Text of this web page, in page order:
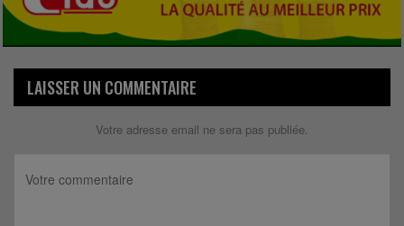
LAISSER UN COMMENTAIRE
Votre adresse email ne sera pas publiée.